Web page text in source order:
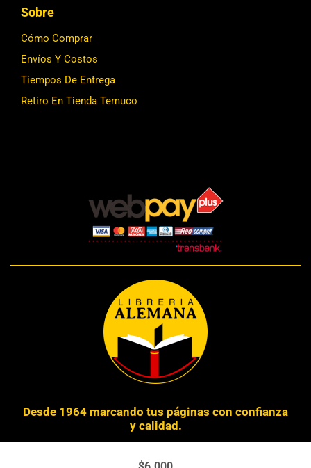
Sobre
Cómo Comprar
Envíos Y Costos
Tiempos De Entrega
Retiro En Tienda Temuco
Desde 1964 marcando tus páginas con confianza
y calidad.
Derechos Reservados © 2024 Librería Alemana